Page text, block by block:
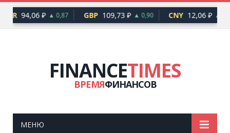
94,06 ₽ ▲ 0,87 GBP 109,73 ₽ ▲ 0,90 CNY 12,06 ₽ ▲
FINANCETIMES
ВРЕМЯФИНАНСОВ
МЕНЮ